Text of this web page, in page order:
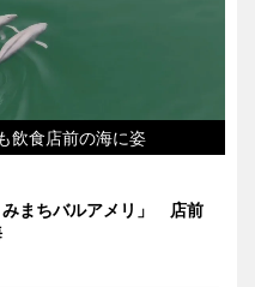
飲食店前の海に姿
みまちバルアメリ」 店前